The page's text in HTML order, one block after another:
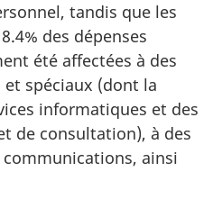
tandis que les
des dépenses
été affectées à des
spéciaux (dont la
informatiques et des
de consultation), à des
ainsi